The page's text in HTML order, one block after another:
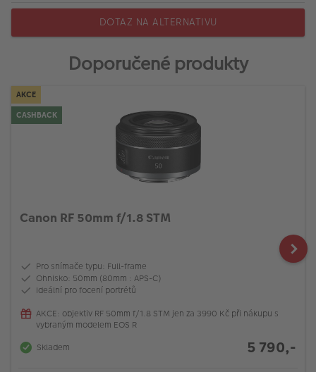
DOTAZ NA ALTERNATIVU
Doporučené produkty
AKCE
CASHBACK
Canon RF 50mm f/1.8 STM
Pro snímače typu: Full-frame
Ohnisko: 50mm (80mm : APS-C)
Ideální pro focení portrétů
AKCE: objektiv RF 50mm f/1.8 STM jen za 3990 Kč při nákupu s
vybraným modelem EOS R
Skladem
5 790,-